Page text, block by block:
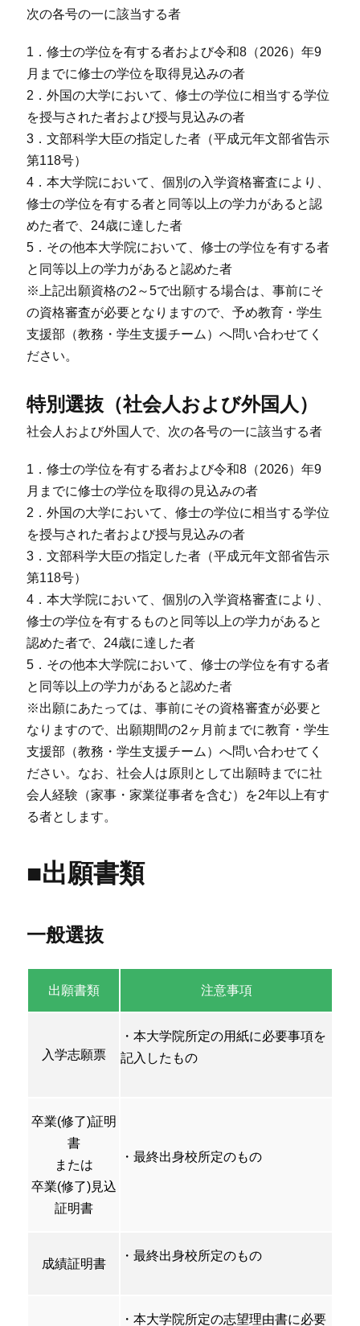
次の各号の一に該当する者
1．修士の学位を有する者および令和8（2026）年9
月までに修士の学位を取得見込みの者
2．外国の大学において、修士の学位に相当する学位
を授与された者および授与見込みの者
3．文部科学大臣の指定した者（平成元年文部省告示
第118号）
4．本大学院において、個別の入学資格審査により、
修士の学位を有する者と同等以上の学力があると認
めた者で、24歳に達した者
5．その他本大学院において、修士の学位を有する者
と同等以上の学力があると認めた者
※上記出願資格の2～5で出願する場合は、事前にそ
の資格審査が必要となりますので、予め教育・学生
支援部（教務・学生支援チーム）へ問い合わせてく
ださい。
特別選抜（社会人および外国人）
社会人および外国人で、次の各号の一に該当する者
1．修士の学位を有する者および令和8（2026）年9
月までに修士の学位を取得の見込みの者
2．外国の大学において、修士の学位に相当する学位
を授与された者および授与見込みの者
3．文部科学大臣の指定した者（平成元年文部省告示
第118号）
4．本大学院において、個別の入学資格審査により、
修士の学位を有するものと同等以上の学力があると
認めた者で、24歳に達した者
5．その他本大学院において、修士の学位を有する者
と同等以上の学力があると認めた者
※出願にあたっては、事前にその資格審査が必要と
なりますので、出願期間の2ヶ月前までに教育・学生
支援部（教務・学生支援チーム）へ問い合わせてく
ださい。なお、社会人は原則として出願時までに社
会人経験（家事・家業従事者を含む）を2年以上有す
る者とします。
■出願書類
一般選抜
出願書類 注意事項
入学志願票
・本大学院所定の用紙に必要事項を
記入したもの
卒業(修了)証明
書
または
卒業(修了)見込
証明書
・最終出身校所定のもの
成績証明書
・最終出身校所定のもの
・本大学院所定の志望理由書に必要